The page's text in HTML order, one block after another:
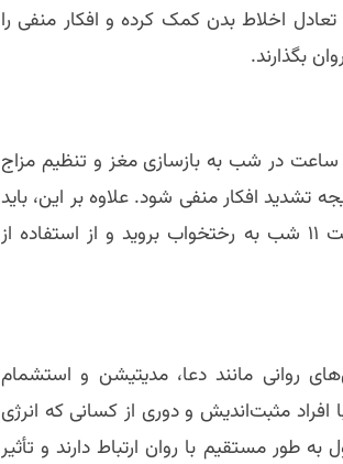
اخلاط بدن کمک کرده و افکار منفی را
بگذارند.
خواب کافی و منظم نقش حیاتی در حفظ تعادل جسم و روان دارد. خواب ۶ تا ۸ ساعت در شب به بازسازی مغز و تنظیم مزاج
تشدید افکار منفی شود. علاوه بر این، باید
توجه داشت که ساعات خواب باید به گونه‌ای تنظیم شود که حتماً قبل از ساعت ۱۱ شب به رختخواب بروید و از استفاده از
روانی مانند دعا، مدیتیشن و استشمام
مثبت‌اندیش و دوری از کسانی که انرژی
طور مستقیم با روان ارتباط دارند و تأثیر